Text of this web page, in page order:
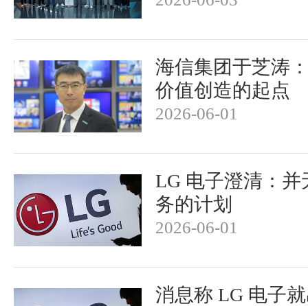
海信集团于芝涛
价值创造的起点
2026-06-01
LG 电子澄清：并
务的计划
2026-06-01
消息称 LG 电子